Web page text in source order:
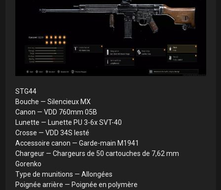
STG44
Bouche — Silencieux MX
Canon — VDD 760mm 05B
Lunette — Lunette PU 3-6x SVT-40
Crosse — VDD 34S lesté
Accessoire canon — Garde-main M1941
Chargeur — Chargeurs de 50 cartouches de 7,62 mm
Gorenko
Type de munitions — Allongées
Poignée arrière — Poignée en polymère